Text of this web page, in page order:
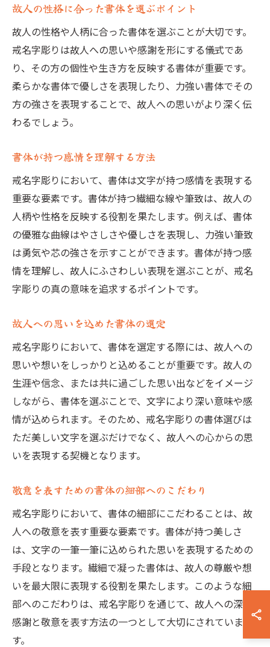
故人の性格に合った書体を選ぶポイント
故人の性格や人柄に合った書体を選ぶことが大切です。
戒名字彫りは故人への思いや感謝を形にする儀式であ
り、その方の個性や生き方を反映する書体が重要です。
柔らかな書体で優しさを表現したり、力強い書体でその
方の強さを表現することで、故人への思いがより深く伝
わるでしょう。
書体が持つ感情を理解する方法
戒名字彫りにおいて、書体は文字が持つ感情を表現する
重要な要素です。書体が持つ繊細な線や筆致は、故人の
人柄や性格を反映する役割を果たします。例えば、書体
の優雅な曲線はやさしさや優しさを表現し、力強い筆致
は勇気や芯の強さを示すことができます。書体が持つ感
情を理解し、故人にふさわしい表現を選ぶことが、戒名
字彫りの真の意味を追求するポイントです。
故人への思いを込めた書体の選定
戒名字彫りにおいて、書体を選定する際には、故人への
思いや想いをしっかりと込めることが重要です。故人の
生涯や信念、または共に過ごした思い出などをイメージ
しながら、書体を選ぶことで、文字により深い意味や感
情が込められます。そのため、戒名字彫りの書体選びは
ただ美しい文字を選ぶだけでなく、故人への心からの思
いを表現する契機となります。
敬意を表すための書体の細部へのこだわり
戒名字彫りにおいて、書体の細部にこだわることは、故
人への敬意を表す重要な要素です。書体が持つ美しさ
は、文字の一筆一筆に込められた思いを表現するための
手段となります。繊細で凝った書体は、故人の尊厳や想
いを最大限に表現する役割を果たします。このような細
部へのこだわりは、戒名字彫りを通じて、故人への深い
感謝と敬意を表す方法の一つとして大切にされていま
す。